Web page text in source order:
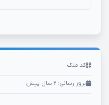
کد ملک
بروز رسانی: ۲ سال پیش